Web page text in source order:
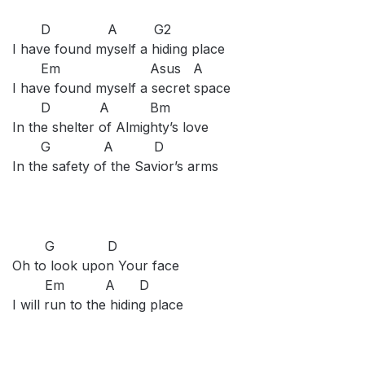
D A G2
I have found myself a hiding place
Em Asus A
I have found myself a secret space
D A Bm
In the shelter of Almighty’s love
G A D
In the safety of the Savior’s arms
G D
Oh to look upon Your face
Em A D
I will run to the hiding place